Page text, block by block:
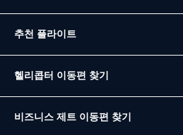
추천 플라이트
헬리콥터 이동편 찾기
비즈니스 제트 이동편 찾기